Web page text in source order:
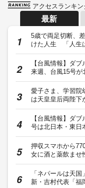
アクセスランキ
最新
5歳で両足切断、
けた人生 「人生
【台風情報】ダ
来週、台風15号が
愛子さま、学習
は天皇皇后両陛下
【台風情報】ダ
号は北日本・東
押収スマホから
女に酒と薬飲ませ
「ネパールは天
新・吉村代表「福